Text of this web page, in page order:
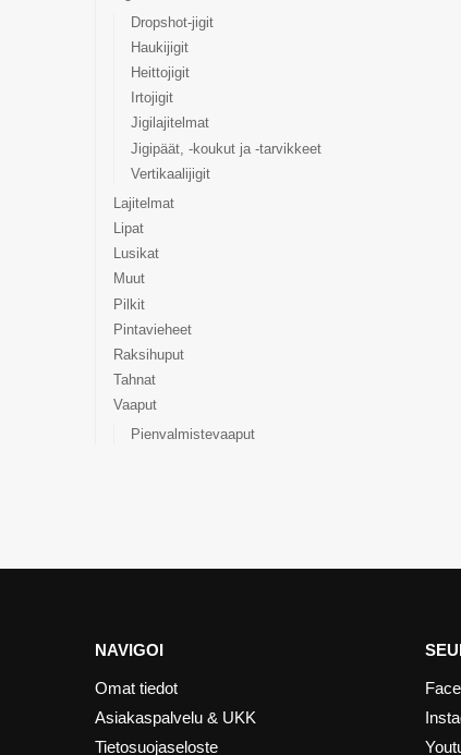
Dropshot-jigit
Haukijigit
Heittojigit
Irtojigit
Jigilajitelmat
Jigipäät, -koukut ja -tarvikkeet
Vertikaalijigit
Lajitelmat
Lipat
Lusikat
Muut
Pilkit
Pintavieheet
Raksihuput
Tahnat
Vaaput
Pienvalmistevaaput
NAVIGOI
Omat tiedot
Asiakaspalvelu & UKK
Tietosuojaseloste